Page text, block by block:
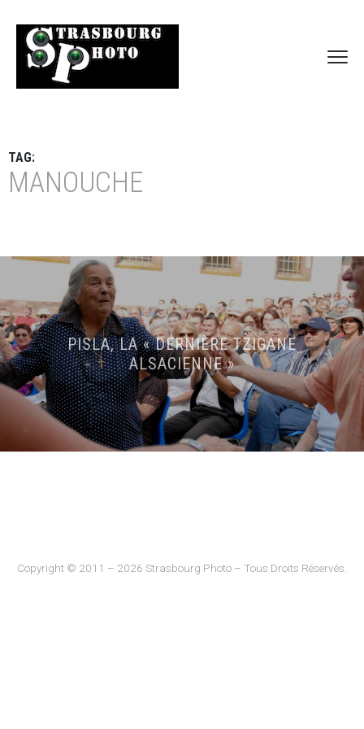
TAG:
MANOUCHE
PISLA, LA « DERNIÈRE TZIGANE
ALSACIENNE »
Copyright © 2011 – 2026 Strasbourg Photo – Tous Droits Réservés.